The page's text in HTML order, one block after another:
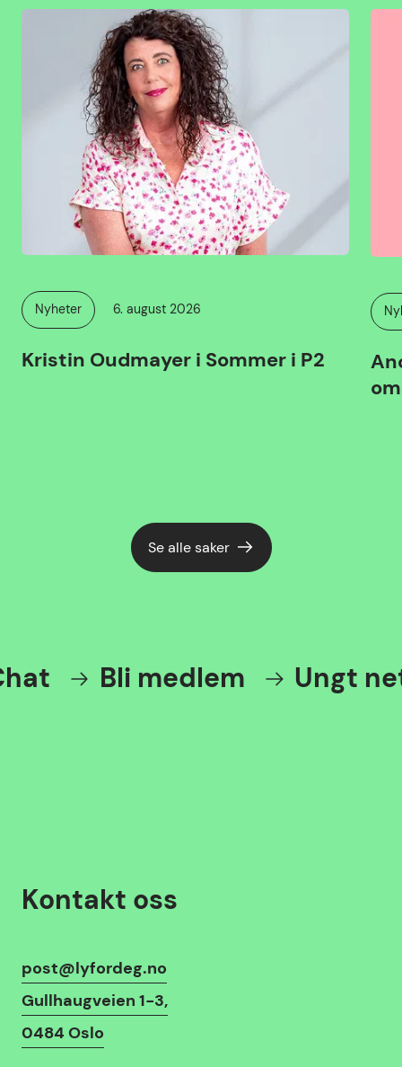
Kristin Oudmayer i Sommer i P2
Kategori:
Nyheter Publisert
6. august 2026
Se alle saker
Bli medlem Ungt
Kontakt oss
Kontaktinfo
post@lyfordeg.no
Gullhaugveien 1-3,
0484 Oslo